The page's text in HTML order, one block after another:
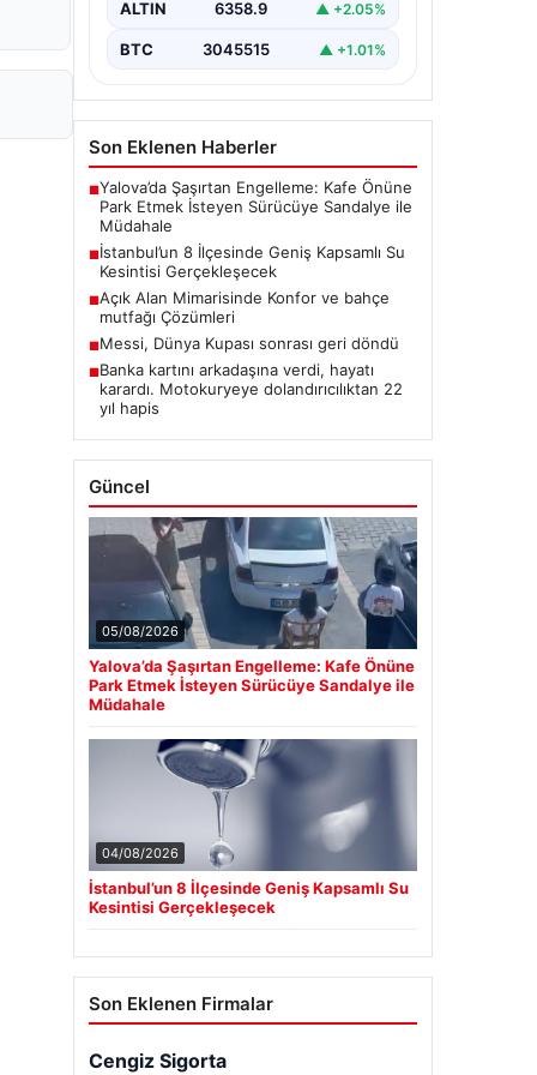
ALTIN 6358.9 ▲ +2.05%
BTC 3045515 ▲ +1.01%
Son Eklenen Haberler
■Yalova’da Şaşırtan Engelleme: Kafe Önüne
Park Etmek İsteyen Sürücüye Sandalye ile
Müdahale
■İstanbul’un 8 İlçesinde Geniş Kapsamlı Su
Kesintisi Gerçekleşecek
■Açık Alan Mimarisinde Konfor ve bahçe
mutfağı Çözümleri
■Messi, Dünya Kupası sonrası geri döndü
■Banka kartını arkadaşına verdi, hayatı
karardı. Motokuryeye dolandırıcılıktan 22
yıl hapis
Güncel
05/08/2026
Yalova’da Şaşırtan Engelleme: Kafe Önüne
Park Etmek İsteyen Sürücüye Sandalye ile
Müdahale
04/08/2026
İstanbul’un 8 İlçesinde Geniş Kapsamlı Su
Kesintisi Gerçekleşecek
Son Eklenen Firmalar
Cengiz Sigorta